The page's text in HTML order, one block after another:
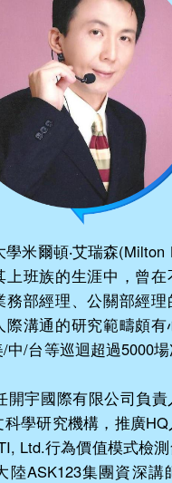
米爾頓‧艾瑞森(Milton
上班族的生涯中，曾在
務部經理、公關部經
溝通的研究範疇頗有
中/台等巡迴超過5000
開宇國際有限公司負
學研究機構，推廣HQ
Ltd.行為價值模式檢
陸ASK123集團資深講